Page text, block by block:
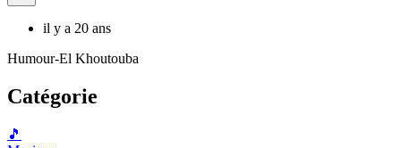
il y a 20 ans
Humour-El Khoutouba
Catégorie
🎵